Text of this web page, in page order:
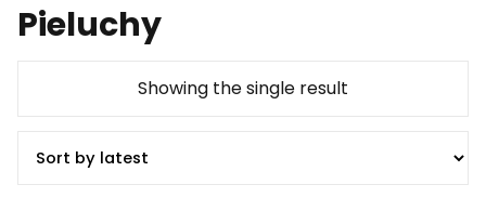
Pieluchy
Showing the single result